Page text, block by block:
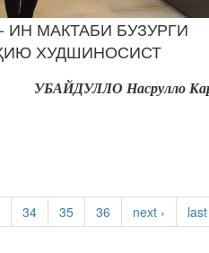
ИН МАКТАБИ БУЗУРГИ
ХУДШИНОСИСТ
УБАЙДУЛЛО Насрулло
34 35 36 next ›